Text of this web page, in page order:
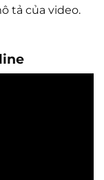
tả của video.